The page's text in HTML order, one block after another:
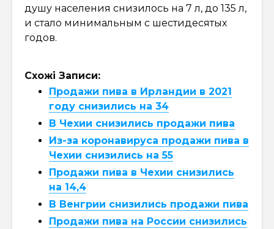
душу населения снизилось на 7 л, до 135 л,
и стало минимальным с шестидесятых
годов.
Схожі Записи:
Продажи пива в Ирландии в 2021
году снизились на 34
В Чехии снизились продажи пива
Из-за коронавируса продажи пива в
Чехии снизились на 55
Продажи пива в Чехии снизились
на 14,4
В Венгрии снизились продажи пива
Продажи пива на России снизились